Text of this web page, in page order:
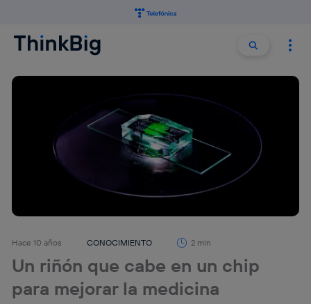
Buscar
Hace 10 años CONOCIMIENTO 2 min
Un riñón que cabe en un chip
para mejorar la medicina